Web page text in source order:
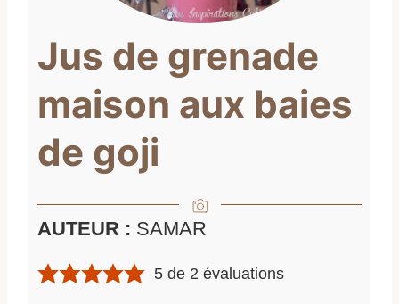
Jus de grenade
maison aux baies
de goji
AUTEUR : SAMAR
5 de 2 évaluations